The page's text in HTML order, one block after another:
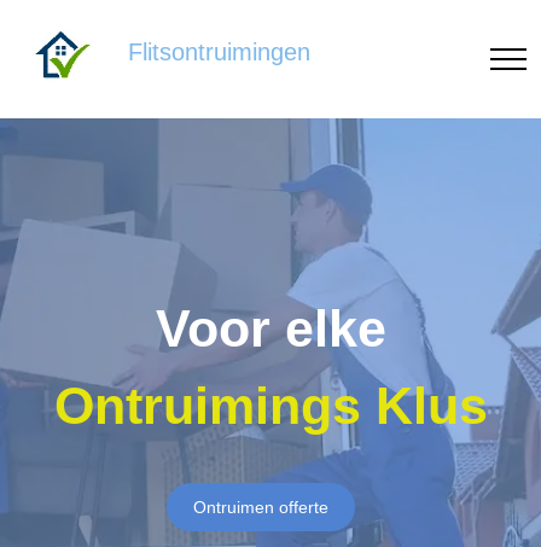
Flitsontruimingen
Voor elke
Ontruimings Klus
Ontruimen offerte